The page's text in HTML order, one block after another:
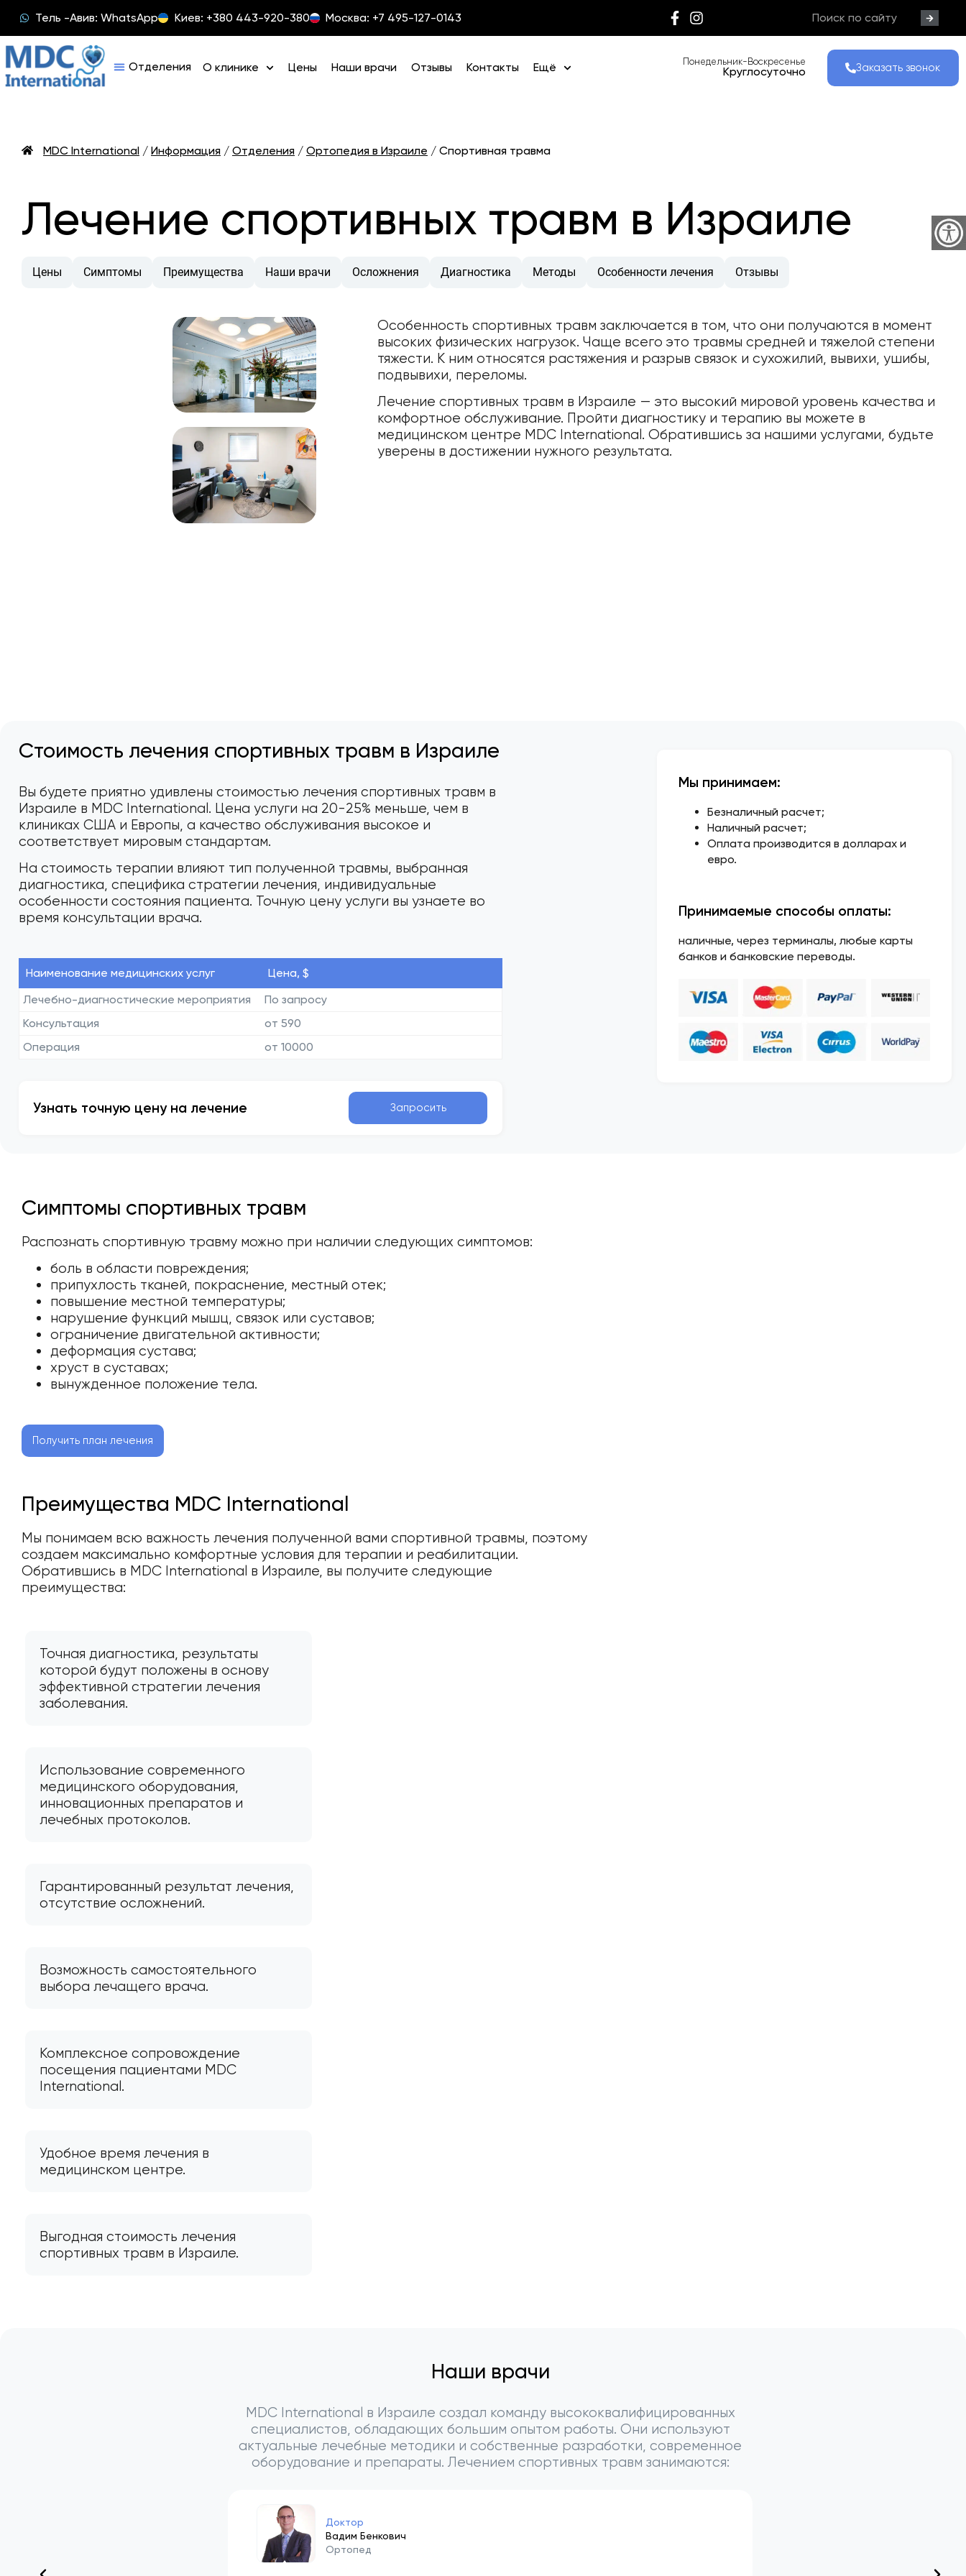
Тель -Авив: WhatsApp Киев: +380 443-920-380 Москва: +7 495-127-0143
О клинике Цены Наши врачи Отзывы Контакты Ещё Понедельник-Воскресенье
Круглосуточно Заказать звонок
MDC International / Информация / Отделения / Ортопедия в Израиле / Спортивная травма
Лечение спортивных травм в Израиле
Цены Симптомы Преимущества Наши врачи Осложнения Диагностика Методы Особенности лечения Отзывы
Особенность спортивных травм заключается в том, что они получаются в момент
высоких физических нагрузок. Чаще всего это травмы средней и тяжелой степени
тяжести. К ним относятся растяжения и разрыв связок и сухожилий, вывихи, ушибы,
подвывихи, переломы.
Лечение спортивных травм в Израиле — это высокий мировой уровень качества и
комфортное обслуживание. Пройти диагностику и терапию вы можете в
медицинском центре MDC International. Обратившись за нашими услугами, будьте
уверены в достижении нужного результата.
Стоимость лечения спортивных травм в Израиле
Вы будете приятно удивлены стоимостью лечения спортивных травм в
Израиле в MDC International. Цена услуги на 20-25% меньше, чем в
клиниках США и Европы, а качество обслуживания высокое и
соответствует мировым стандартам.
На стоимость терапии влияют тип полученной травмы, выбранная
диагностика, специфика стратегии лечения, индивидуальные
особенности состояния пациента. Точную цену услуги вы узнаете во
время консультации врача.
Наименование медицинских услуг
Цена, $
Лечебно-диагностические мероприятия
По запросу
Консультация
от 590
Операция
от 10000
Узнать точную цену на лечение Запросить
Мы принимаем:
Безналичный расчет;
Наличный расчет;
Оплата производится в долларах и
евро.
Принимаемые способы оплаты:
наличные, через терминалы, любые карты
банков и банковские переводы.
Симптомы спортивных травм
Распознать спортивную травму можно при наличии следующих симптомов:
боль в области повреждения;
припухлость тканей, покраснение, местный отек;
повышение местной температуры;
нарушение функций мышц, связок или суставов;
ограничение двигательной активности;
деформация сустава;
хруст в суставах;
вынужденное положение тела.
Получить план лечения
Преимущества MDC International
Мы понимаем всю важность лечения полученной вами спортивной травмы, поэтому
создаем максимально комфортные условия для терапии и реабилитации.
Обратившись в MDC International в Израиле, вы получите следующие
преимущества:
Точная диагностика, результаты
которой будут положены в основу
эффективной стратегии лечения
заболевания.
Использование современного
медицинского оборудования,
инновационных препаратов и
лечебных протоколов.
Гарантированный результат лечения,
отсутствие осложнений.
Возможность самостоятельного
выбора лечащего врача.
Комплексное сопровождение
посещения пациентами MDC
International.
Удобное время лечения в
медицинском центре.
Выгодная стоимость лечения
спортивных травм в Израиле.
Наши врачи
MDC International в Израиле создал команду высококвалифицированных
специалистов, обладающих большим опытом работы. Они используют
актуальные лечебные методики и собственные разработки, современное
оборудование и препараты. Лечением спортивных травм занимаются:
Доктор
Вадим Бенкович
Ортопед